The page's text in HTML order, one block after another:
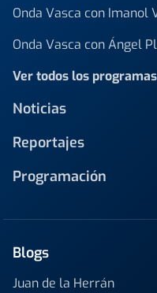
Onda Vasca con Imanol
Onda Vasca con Ángel
Ver todos los programas
Noticias
Reportajes
Programación
Blogs
Juan de la Herrán